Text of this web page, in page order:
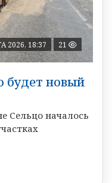
2026, 18:37 21
будет новый
Сельцо началось